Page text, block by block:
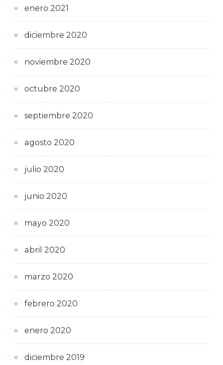
enero 2021
diciembre 2020
noviembre 2020
octubre 2020
septiembre 2020
agosto 2020
julio 2020
junio 2020
mayo 2020
abril 2020
marzo 2020
febrero 2020
enero 2020
diciembre 2019